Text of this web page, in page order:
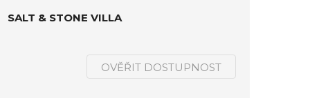
SALT & STONE VILLA
OVĚŘIT DOSTUPNOST